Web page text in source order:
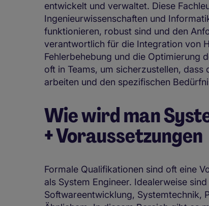
entwickelt und verwaltet. Diese
Ingenieurwissenschaften und
funktionieren, robust sind und den
verantwortlich für die Integration von
Fehlerbehebung und die Optimierung
oft in Teams, um sicherzustellen,
arbeiten und den spezifischen
Wie wird man
+ Voraussetzungen
Formale Qualifikationen sind oft eine
als System Engineer. Idealerweise
Softwareentwicklung, Systemtechnik,